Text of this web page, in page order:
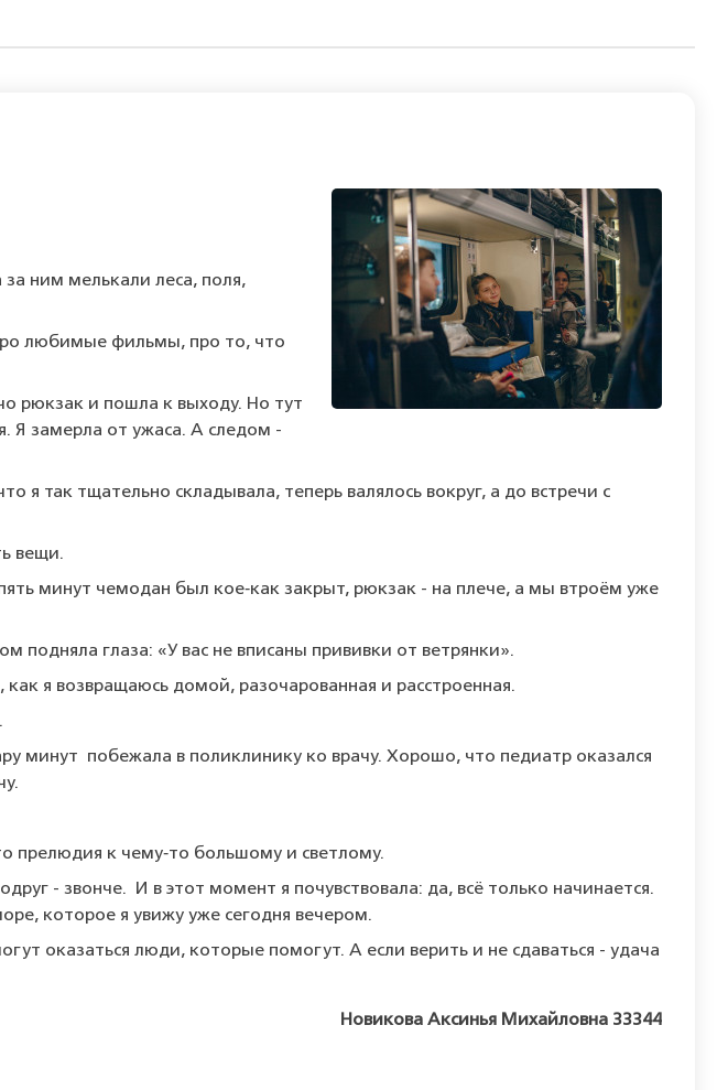
ним мелькали леса, поля,
любимые фильмы, про то, что
рюкзак и пошла к выходу. Но тут
Я замерла от ужаса. А следом -
я так тщательно складывала, теперь валялось вокруг, а до встречи с
вещи.
минут чемодан был кое‑как закрыт, рюкзак - на плече, а мы втроём уже
глаза: «У вас не вписаны прививки от ветрянки».
я возвращаюсь домой, разочарованная и расстроенная.
минут побежала в поликлинику ко врачу. Хорошо, что педиатр оказался
прелюдия к чему‑то большому и светлому.
- звонче. И в этот момент я почувствовала: да, всё только начинается.
которое я увижу уже сегодня вечером.
оказаться люди, которые помогут. А если верить и не сдаваться - удача
Новикова Аксинья Михайловна 33344